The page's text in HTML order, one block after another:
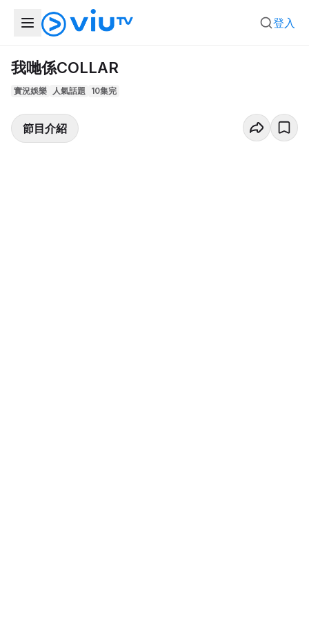
登入
我哋係COLLAR
實況娛樂 人氣話題 10集完
節目介紹